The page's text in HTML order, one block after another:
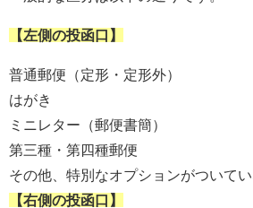
【左側の投函口】
普通郵便（定形・定形外）
はがき
ミニレター（郵便書簡）
第三種・第四種郵便
その他、特別なオプションがついて
【右側の投函口】